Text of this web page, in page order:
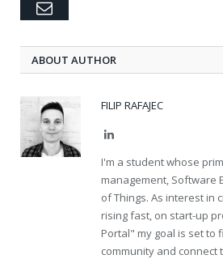
Email
ABOUT AUTHOR
FILIP RAFAJEC
LinkedIn
I'm a student whose
management, Software
of Things. As interest in
rising fast, on start-up
Portal" my goal is set to
community and connect